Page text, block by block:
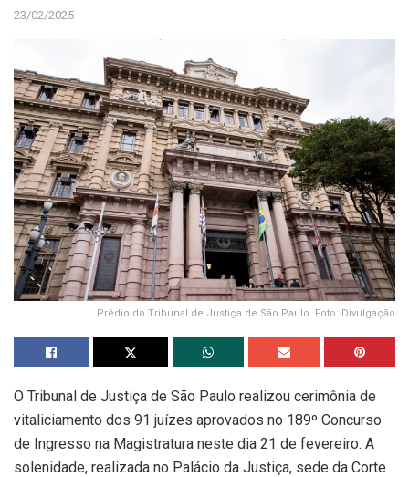
23/02/2025
Prédio do Tribunal de Justiça de São Paulo. Foto: Divulgação
O Tribunal de Justiça de São Paulo realizou cerimônia de
vitaliciamento dos 91 juízes aprovados no 189º Concurso
de Ingresso na Magistratura neste dia 21 de fevereiro. A
solenidade, realizada no Palácio da Justiça, sede da Corte